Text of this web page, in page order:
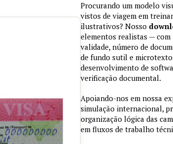
Procurando um modelo
vistos de viagem em
ilustrativos? Nosso
elementos realistas —
validade, número de
de fundo sutil e
desenvolvimento de
verificação documental.
Apoiando-nos em nossa
simulação internacional,
organização lógica das
em fluxos de trabalho